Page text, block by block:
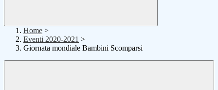
Home >
Eventi 2020-2021 >
Giornata mondiale Bambini Scomparsi